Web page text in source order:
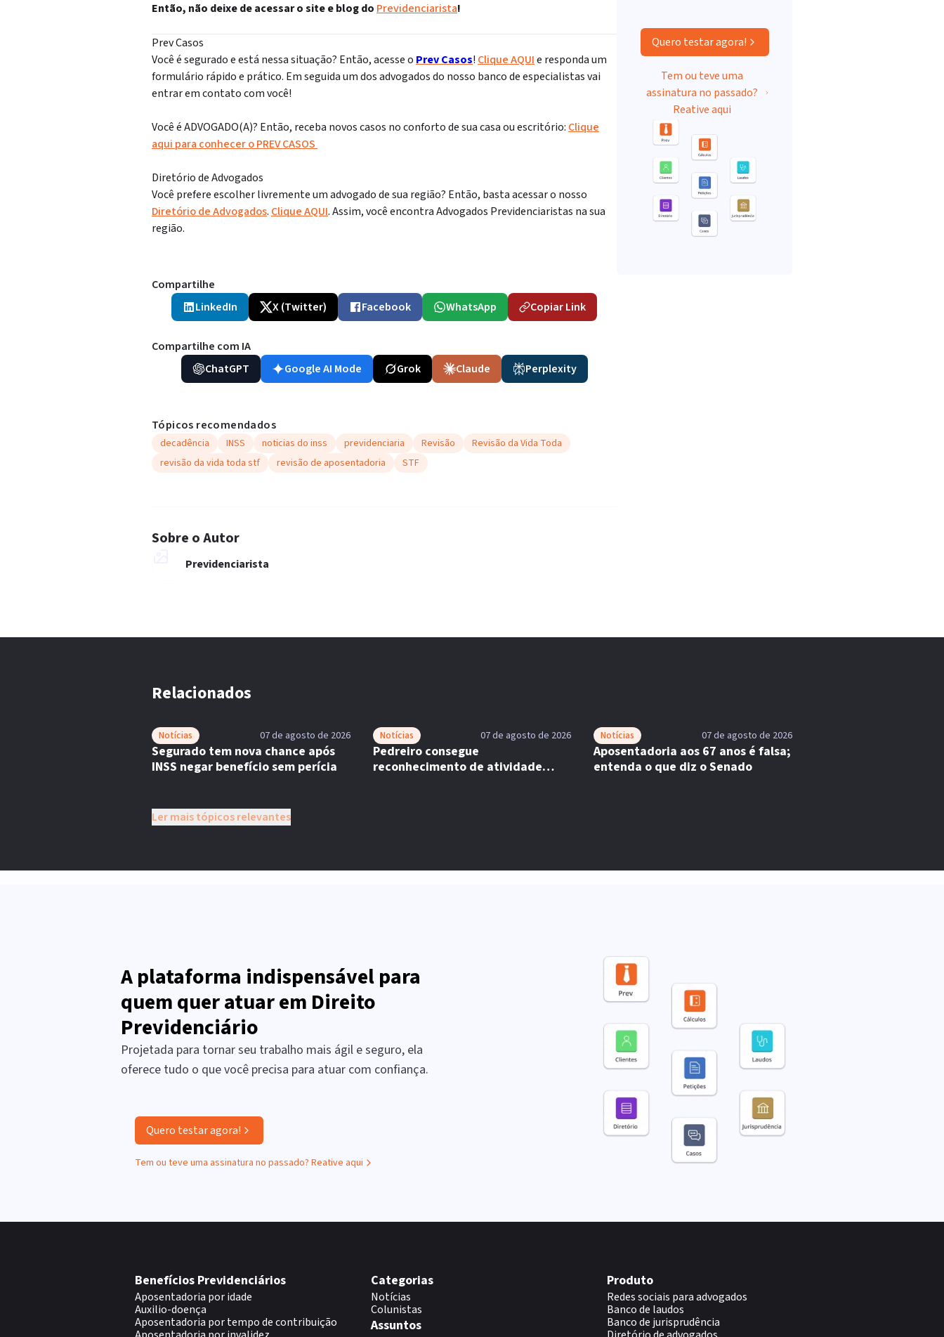
Então, não deixe de acessar o site e blog do Previdenciarista!
Prev Casos
Você é segurado e está nessa situação? Então, acesse o Prev Casos! Clique AQUIe responda um
formulário rápido e prático. Em seguida um dos advogados do nosso banco de especialistas vai
entrar em contato com você!
Você é ADVOGADO(A)? Então, receba novos casos no conforto de sua casa ou escritório: Clique
aqui para conhecer o PREV CASOS
Diretório de Advogados
Você prefere escolher livremente um advogado de sua região? Então, basta acessar o nosso
Diretório de Advogados. Clique AQUI. Assim, você encontra Advogados Previdenciaristas na sua
região.
Compartilhe
LinkedIn
X (Twitter) Facebook WhatsApp Copiar Link
Compartilhe com IA
ChatGPT
Google AI Mode Grok Claude Perplexity
Tópicos recomendados
decadência INSS noticias do inss previdenciaria Revisão
Revisão da Vida Toda
revisão da vida toda stf
revisão de aposentadoria STF
Sobre o Autor
Previdenciarista
Quero testar agora!
Tem ou teve uma
assinatura no passado?
Reative aqui
Relacionados
Notícias 07 de agosto de 2026
Segurado tem nova chance após
INSS negar benefício sem perícia
Notícias 07 de agosto de 2026
Pedreiro consegue
reconhecimento de atividade
Notícias 07 de agosto de 2026
Aposentadoria aos 67 anos é falsa;
entenda o que diz o Senado
Ler mais tópicos relevantes
A plataforma indispensável para
quem quer atuar em Direito
Previdenciário
Projetada para tornar seu trabalho mais ágil e seguro, ela
oferece tudo o que você precisa para atuar com confiança.
Quero testar agora!
Tem ou teve uma assinatura no passado? Reative aqui
Benefícios Previdenciários
Aposentadoria por idade
Auxilio-doença
Aposentadoria por tempo de contribuição
Categorias
Notícias
Colunistas
Assuntos
Produto
Redes sociais para advogados
Banco de laudos
Banco de jurisprudência